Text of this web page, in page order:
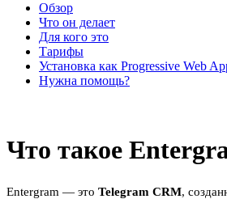
Обзор
Что он делает
Для кого это
Тарифы
Установка как Progressive Web
Нужна помощь?
Что такое
Entergram — это Telegram CRM,